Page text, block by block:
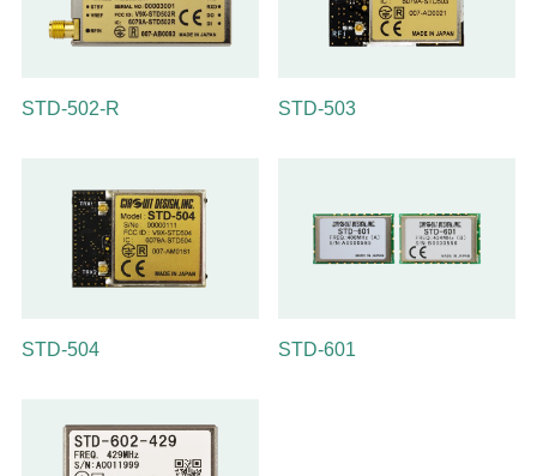
STD-502-R STD-503
STD-504 STD-601